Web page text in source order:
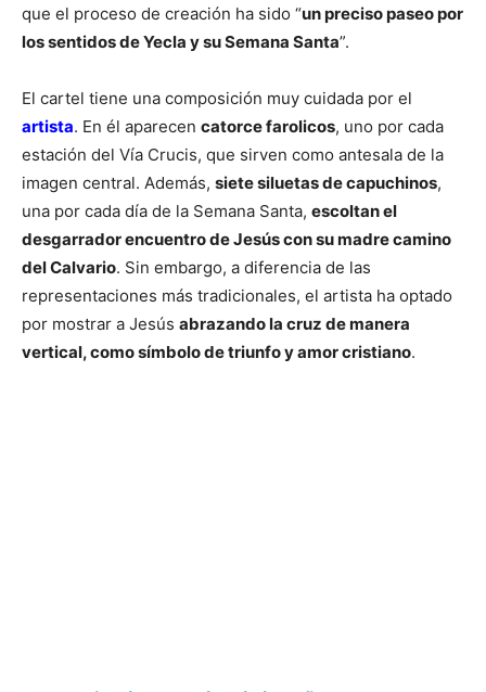
que el proceso de creación ha sido “un preciso paseo por
los sentidos de Yecla y su Semana Santa”.
El cartel tiene una composición muy cuidada por el
artista. En él aparecen catorce farolicos, uno por cada
estación del Vía Crucis, que sirven como antesala de la
imagen central. Además, siete siluetas de capuchinos,
una por cada día de la Semana Santa, escoltan el
desgarrador encuentro de Jesús con su madre camino
del Calvario. Sin embargo, a diferencia de las
representaciones más tradicionales, el artista ha optado
por mostrar a Jesús abrazando la cruz de manera
vertical, como símbolo de triunfo y amor cristiano.